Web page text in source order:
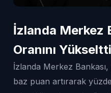
İzlanda Merkez
Oranını Yükseltti
İzlanda Merkez
baz puan artırarak